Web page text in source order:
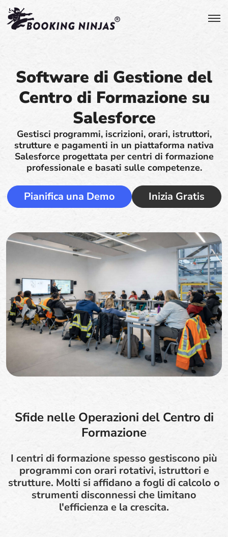
Software di Gestione del
Centro di Formazione su
Salesforce
Gestisci programmi, iscrizioni, orari, istruttori,
strutture e pagamenti in un piattaforma nativa
Salesforce progettata per centri di formazione
professionale e basati sulle competenze.
Pianifica una Demo Inizia Gratis
Sfide nelle Operazioni del Centro di
Formazione
I centri di formazione spesso gestiscono più
programmi con orari rotativi, istruttori e
strutture. Molti si affidano a fogli di calcolo o
strumenti disconnessi che limitano
l'efficienza e la crescita.